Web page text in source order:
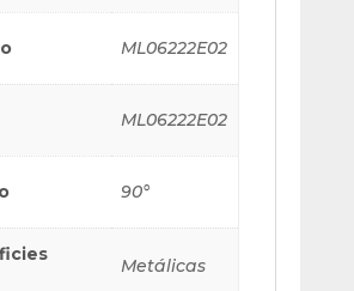
ML06222E02
ML06222E02
90°
Metálicas